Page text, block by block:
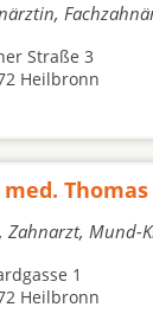
Straße 3
Heilbronn
med.
Zahnarzt, Mund-
1
Heilbronn